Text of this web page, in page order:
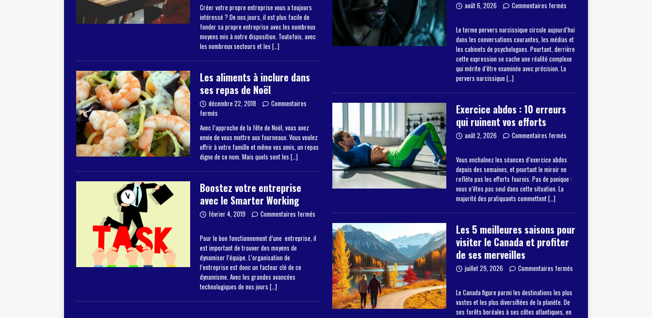
Créer votre propre entreprise vous a toujours
intéressé ? De nos jours, il est plus facile de
fonder sa propre entreprise avec les nombreux
moyens mis à notre disposition. Toutefois, avec
les nombreux secteurs et les […]
Les aliments à inclure dans
ses repas de Noël
décembre 22, 2018
Commentaires
fermés
Avec l’approche de la fête de Noël, vous avez
envie de vous mettre aux fourneaux. Vous voulez
offrir à votre famille et même vos amis, un repas
digne de ce nom. Mais quels sont les […]
Boostez votre entreprise
avec le Smarter Working
février 4, 2019 Commentaires fermés
Pour le bon fonctionnement d’une entreprise, il
est important de trouver des moyens de
dynamiser l’équipe. L’organisation de
l’entreprise est donc un facteur clé de ce
dynamisme. Avec les grandes avancées
technologiques de nos jours […]
août 6, 2026 Commentaires fermés
Le terme pervers narcissique circule aujourd’hui
dans les conversations courantes, les médias et
les cabinets de psychologues. Pourtant, derrière
cette expression se cache une réalité complexe
qui mérite d’être examinée avec précision. La
pervers narcissique […]
Exercice abdos : 10 erreurs
qui ruinent vos efforts
août 2, 2026 Commentaires fermés
Vous enchaînez les séances d’exercice abdos
depuis des semaines, et pourtant le miroir ne
reflète pas les efforts fournis. Pas de panique :
vous n’êtes pas seul dans cette situation. La
majorité des pratiquants commettent[…]
Les 5 meilleures saisons pour
visiter le Canada et profiter
de ses merveilles
juillet 29, 2026 Commentaires fermés
Le Canada figure parmi les destinations les plus
vastes et les plus diversifiées de la planète. De
ses forêts boréales à ses côtes atlantiques, en